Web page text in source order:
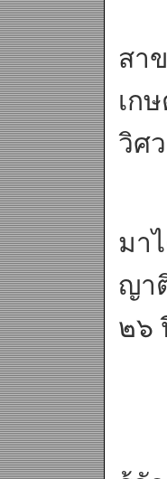
ค
สา
เก
วิศ
เ
มา
ญา
๒๖
ยิ่